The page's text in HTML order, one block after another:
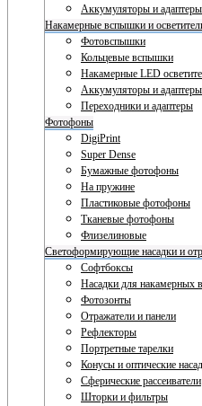
Аккумуляторы и
Накамерные вспышки и
Фотовспышки
Кольцевые вспышки
Накамерные LED
Аккумуляторы и
Переходники и адаптеры
Фотофоны
DigiPrint
Super Dense
Бумажные фотофоны
На пружине
Пластиковые фотофоны
Тканевые фотофоны
Флизелиновые
Светоформирующие насадки и
Софтбоксы
Насадки для накамерных
Фотозонты
Отражатели и панели
Рефлекторы
Портретные тарелки
Конусы и оптические
Сферические рассеиватели
Шторки и фильтры